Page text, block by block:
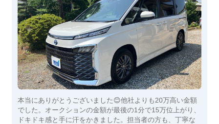
本当にありがとうございました😊他社よりも20万高い金額
でした。オークションの金額が最後の1分で15万位上がり、
ドキドキ感と手に汗をかきました。担当者の方も、丁寧な